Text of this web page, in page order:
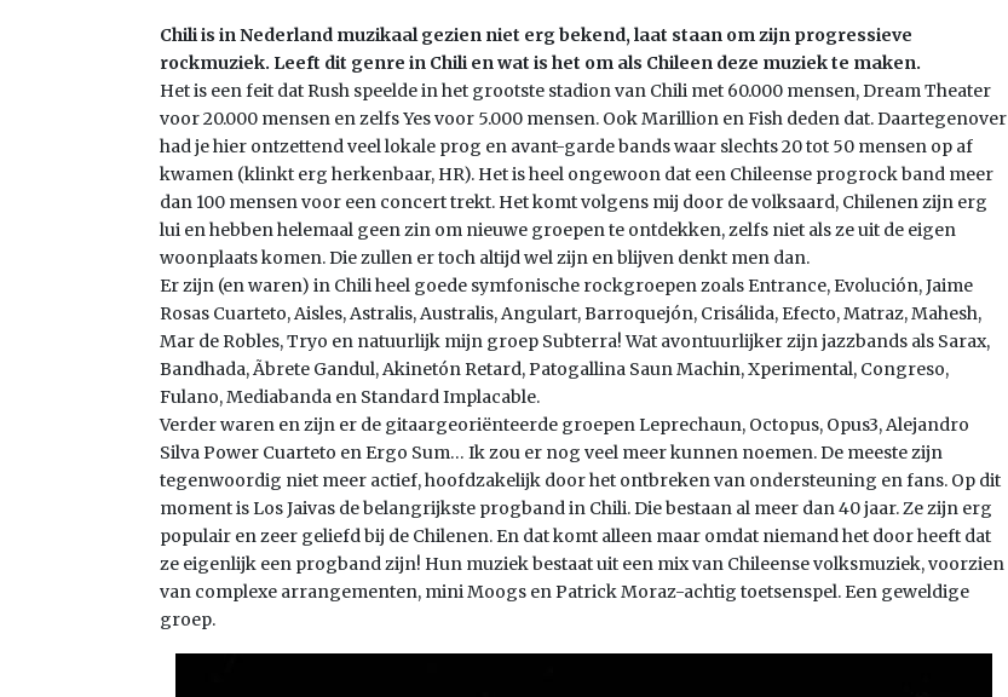
Chili is in Nederland muzikaal gezien niet erg bekend, laat staan om zijn progressieve
rockmuziek. Leeft dit genre in Chili en wat is het om als Chileen deze muziek te maken.
Het is een feit dat Rush speelde in het grootste stadion van Chili met 60.000 mensen, Dream Theater
voor 20.000 mensen en zelfs Yes voor 5.000 mensen. Ook Marillion en Fish deden dat. Daartegenover
had je hier ontzettend veel lokale prog en avant-garde bands waar slechts 20 tot 50 mensen op af
kwamen (klinkt erg herkenbaar, HR). Het is heel ongewoon dat een Chileense progrock band meer
dan 100 mensen voor een concert trekt. Het komt volgens mij door de volksaard, Chilenen zijn erg
lui en hebben helemaal geen zin om nieuwe groepen te ontdekken, zelfs niet als ze uit de eigen
woonplaats komen. Die zullen er toch altijd wel zijn en blijven denkt men dan.
Er zijn (en waren) in Chili heel goede symfonische rockgroepen zoals Entrance, Evolución, Jaime
Rosas Cuarteto, Aisles, Astralis, Australis, Angulart, Barroquejón, Crisálida, Efecto, Matraz, Mahesh,
Mar de Robles, Tryo en natuurlijk mijn groep Subterra! Wat avontuurlijker zijn jazzbands als Sarax,
Bandhada, Ãbrete Gandul, Akinetón Retard, Patogallina Saun Machin, Xperimental, Congreso,
Fulano, Mediabanda en Standard Implacable.
Verder waren en zijn er de gitaargeoriënteerde groepen Leprechaun, Octopus, Opus3, Alejandro
Silva Power Cuarteto en Ergo Sum… Ik zou er nog veel meer kunnen noemen. De meeste zijn
tegenwoordig niet meer actief, hoofdzakelijk door het ontbreken van ondersteuning en fans. Op dit
moment is Los Jaivas de belangrijkste progband in Chili. Die bestaan al meer dan 40 jaar. Ze zijn erg
populair en zeer geliefd bij de Chilenen. En dat komt alleen maar omdat niemand het door heeft dat
ze eigenlijk een progband zijn! Hun muziek bestaat uit een mix van Chileense volksmuziek, voorzien
van complexe arrangementen, mini Moogs en Patrick Moraz-achtig toetsenspel. Een geweldige
groep.